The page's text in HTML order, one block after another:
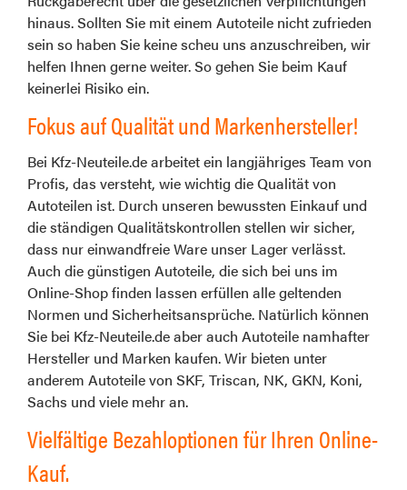
hinaus. Sollten Sie mit einem Autoteile nicht zufrieden
sein so haben Sie keine scheu uns anzuschreiben, wir
helfen Ihnen gerne weiter. So gehen Sie beim Kauf
keinerlei Risiko ein.
Fokus auf Qualität und Markenhersteller!
Bei Kfz-Neuteile.de arbeitet ein langjähriges Team von
Profis, das versteht, wie wichtig die Qualität von
Autoteilen ist. Durch unseren bewussten Einkauf und
die ständigen Qualitätskontrollen stellen wir sicher,
dass nur einwandfreie Ware unser Lager verlässt.
Auch die günstigen Autoteile, die sich bei uns im
Online-Shop finden lassen erfüllen alle geltenden
Normen und Sicherheitsansprüche. Natürlich können
Sie bei Kfz-Neuteile.de aber auch Autoteile namhafter
Hersteller und Marken kaufen. Wir bieten unter
anderem Autoteile von SKF, Triscan, NK, GKN, Koni,
Sachs und viele mehr an.
Vielfältige Bezahloptionen für Ihren Online-
Kauf.